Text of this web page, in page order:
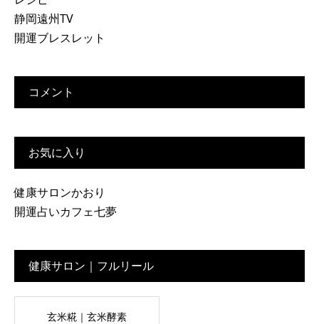
静岡遠州TV
開運ブレスレット
コメント
お気に入り
健康サロンかおり
開運占いカフェ七夢
健康サロン｜フルリール
玄米糀｜玄米酵素